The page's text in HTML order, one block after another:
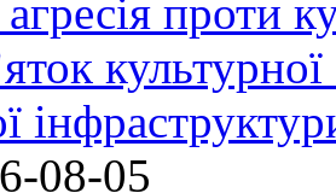
агресія проти
08-05